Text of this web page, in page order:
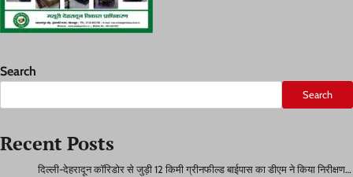
Search
Search
Recent Posts
दिल्ली-देहरादून कॉरिडोर से जुड़ी 12 किमी ग्रीनफील्ड बाईपास का डीएम ने किया निरीक्षण…